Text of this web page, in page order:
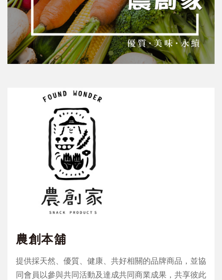
農創本舖
提供採天然、優質、健康、共好相關的品牌商品，並協
同會員以參與共同活動及達成共同商業成果，共享彼此